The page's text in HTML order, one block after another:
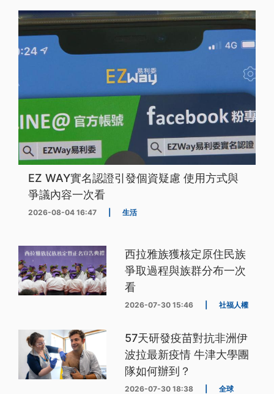
EZ WAY實名認證引發個資疑慮 使用方式與
爭議內容一次看
2026-08-04 16:47 生活
西拉雅族獲核定原住民族
爭取過程與族群分布一次
看
2026-07-30 15:46 社福人權
57天研發疫苗對抗非洲伊
波拉最新疫情 牛津大學團
隊如何辦到？
2026-07-30 18:38 全球